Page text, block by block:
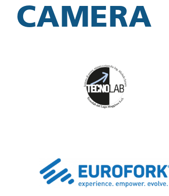
CAMERA